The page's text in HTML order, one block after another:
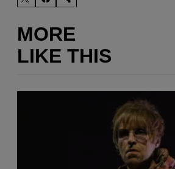
MORE
LIKE THIS